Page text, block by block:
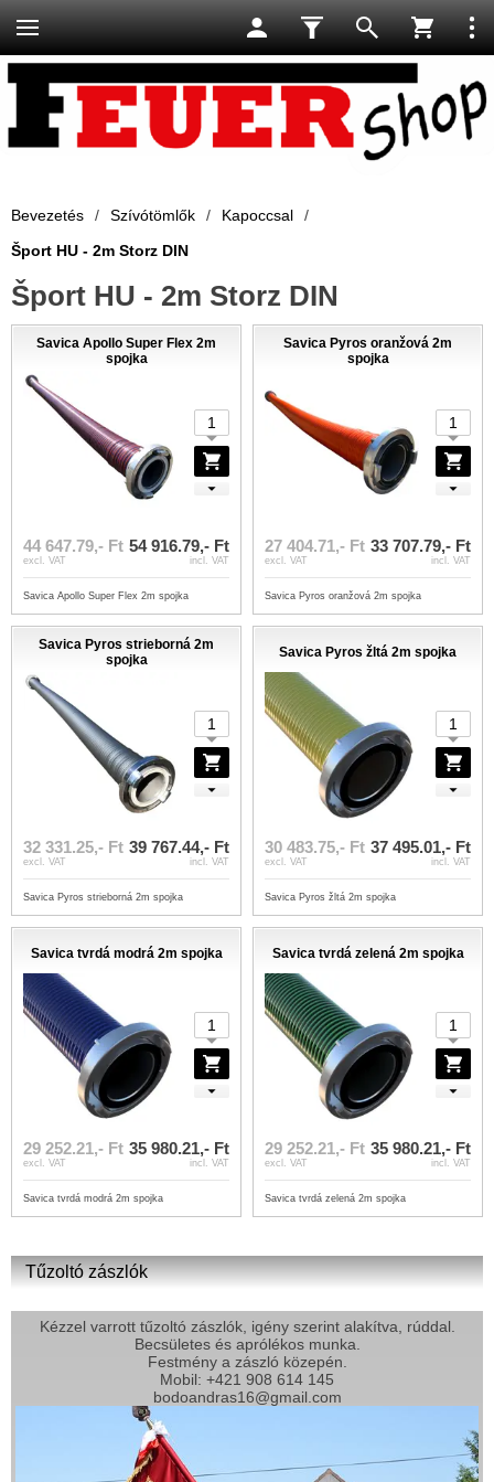
Tűzoltó zászlók
Kézzel varrott tűzoltó zászlók, igény szerint alakítva, rúddal.
Becsületes és aprólékos munka.
Festmény a zászló közepén.
Mobil: +421 908 614 145
bodoandras16@gmail.com
Bevezetés / Szívótömlők / Kapoccsal
/
Šport HU - 2m Storz DIN
Šport HU - 2m Storz DIN
Savica Apollo Super Flex 2m
spojka
44 647.79,- Ft
excl. VAT
54 916.79,- Ft
incl. VAT
Savica Apollo Super Flex 2m spojka
Savica Pyros oranžová 2m
spojka
27 404.71,- Ft
excl. VAT
33 707.79,- Ft
incl. VAT
Savica Pyros oranžová 2m spojka
Savica Pyros strieborná 2m
spojka
32 331.25,- Ft
excl. VAT
39 767.44,- Ft
incl. VAT
Savica Pyros strieborná 2m spojka
Savica Pyros žltá 2m spojka
30 483.75,- Ft
excl. VAT
37 495.01,- Ft
incl. VAT
Savica Pyros žltá 2m spojka
Savica tvrdá modrá 2m spojka
29 252.21,- Ft
excl. VAT
35 980.21,- Ft
incl. VAT
Savica tvrdá modrá 2m spojka
Savica tvrdá zelená 2m spojka
29 252.21,- Ft
excl. VAT
35 980.21,- Ft
incl. VAT
Savica tvrdá zelená 2m spojka